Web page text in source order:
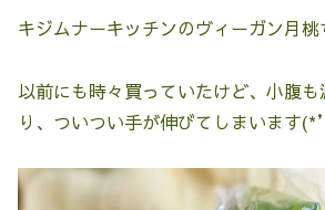
キジムナーキッチンのヴィーガン月
以前にも時々買っていたけど、小腹
り、ついつい手が伸びてしまいま